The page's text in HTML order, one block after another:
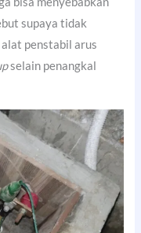
supaya tidak
penstabil arus
selain penangkal